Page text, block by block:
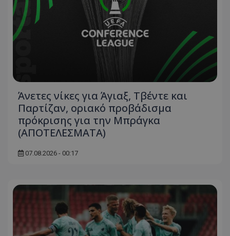
Άνετες νίκες για Άγιαξ, Τβέντε και
Παρτίζαν, οριακό προβάδισμα
πρόκρισης για την Μπράγκα
(ΑΠΟΤΕΛΕΣΜΑΤΑ)
07.08.2026 - 00:17